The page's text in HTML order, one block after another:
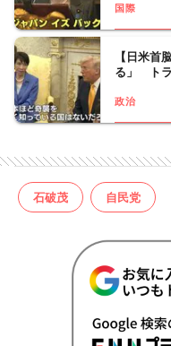
国際
【日米首
る」 ト
政治
石破茂 自民党